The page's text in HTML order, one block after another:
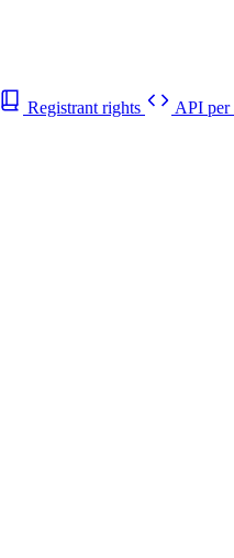
Registrant rights API per